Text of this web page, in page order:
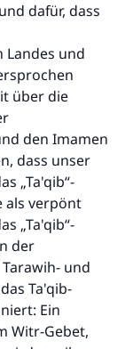
dafür, dass
Landes und
über die
den Imamen
dass unser
„Ta'qib“-
als verpönt
„Ta'qib“-
der
und
Ta'qib-
Ein
Witr-Gebet,